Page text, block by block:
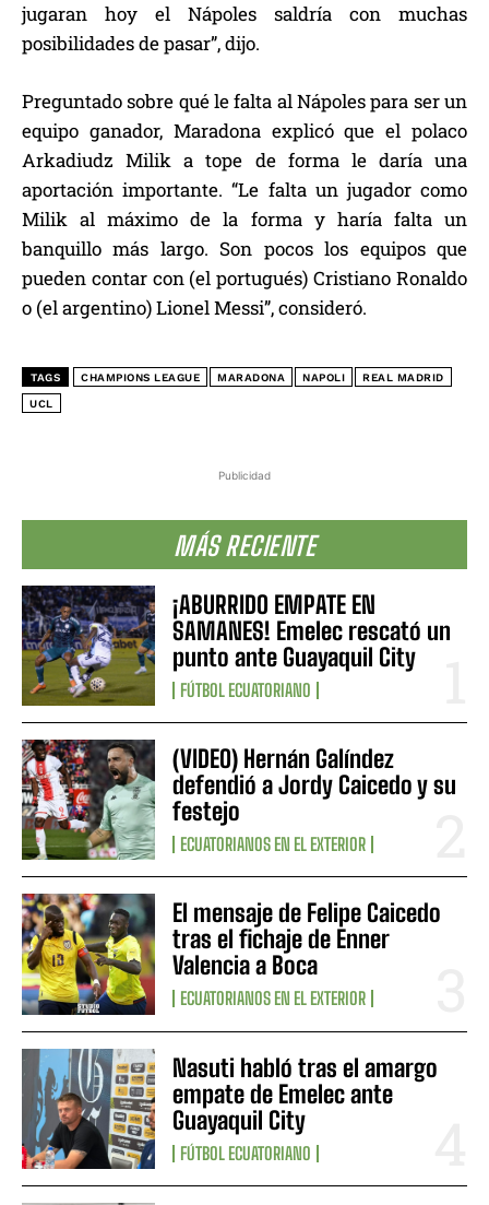
Publicidad
MÁS RECIENTE
¡ABURRIDO EMPATE EN
SAMANES! Emelec rescató un
punto ante Guayaquil City
FÚTBOL ECUATORIANO
(VIDEO) Hernán Galíndez
defendió a Jordy Caicedo y su
festejo
ECUATORIANOS EN EL EXTERIOR
El mensaje de Felipe Caicedo
tras el fichaje de Enner
Valencia a Boca
ECUATORIANOS EN EL EXTERIOR
Nasuti habló tras el amargo
empate de Emelec ante
Guayaquil City
FÚTBOL ECUATORIANO
jugaran hoy el Nápoles saldría con muchas
posibilidades de pasar”, dijo.
Preguntado sobre qué le falta al Nápoles para ser un
equipo ganador, Maradona explicó que el polaco
Arkadiudz Milik a tope de forma le daría una
aportación importante. “Le falta un jugador como
Milik al máximo de la forma y haría falta un
banquillo más largo. Son pocos los equipos que
pueden contar con (el portugués) Cristiano Ronaldo
o (el argentino) Lionel Messi”, consideró.
TAGS CHAMPIONS LEAGUE MARADONA NAPOLI REAL MADRID
UCL